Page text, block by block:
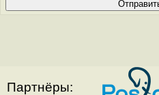
Партнёры: